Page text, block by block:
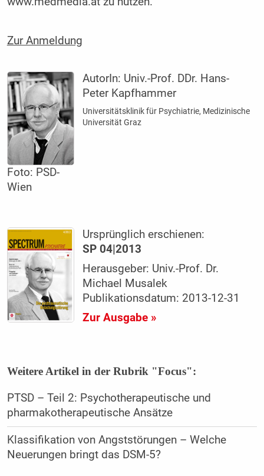
Zur Anmeldung
Foto: PSD-
Wien
AutorIn: Univ.-Prof. DDr. Hans-
Peter Kapfhammer
Universitätsklinik für Psychiatrie, Medizinische
Universität Graz
Ursprünglich erschienen:
SP 04|2013
Herausgeber: Univ.-Prof. Dr.
Michael Musalek
Publikationsdatum: 2013-12-31
Zur Ausgabe »
Weitere Artikel in der Rubrik "Focus":
PTSD – Teil 2: Psychotherapeutische und
pharmakotherapeutische Ansätze
Klassifikation von Angststörungen – Welche
Neuerungen bringt das DSM-5?